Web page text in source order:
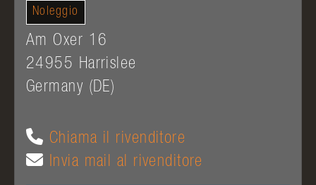
Noleggio
Am Oxer 16
24955 Harrislee
Germany (DE)
Chiama il rivenditore
Invia mail al rivenditore